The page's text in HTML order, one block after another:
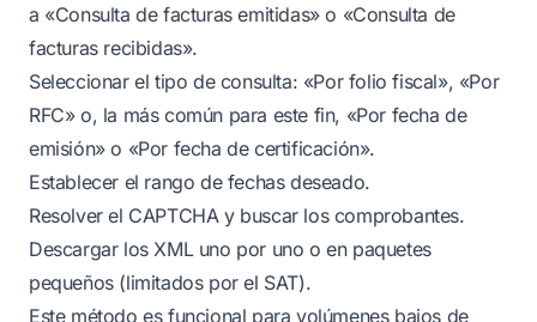
a «Consulta de facturas emitidas» o «Consulta de
facturas recibidas».
Seleccionar el tipo de consulta: «Por folio fiscal», «Por
RFC» o, la más común para este fin, «Por fecha de
emisión» o «Por fecha de certificación».
Establecer el rango de fechas deseado.
Resolver el CAPTCHA y buscar los comprobantes.
Descargar los XML uno por uno o en paquetes
pequeños (limitados por el SAT).
Este método es funcional para volúmenes bajos de